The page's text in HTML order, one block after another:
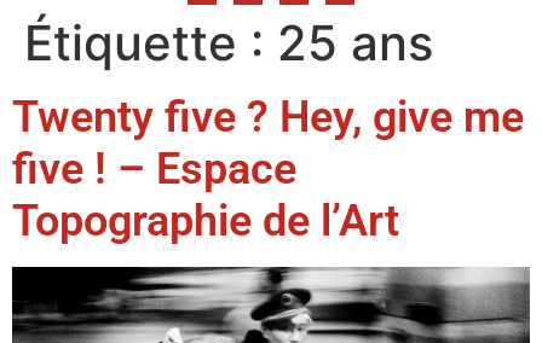
Étiquette : 25 ans
Twenty five ? Hey, give me
five ! – Espace
Topographie de l’Art